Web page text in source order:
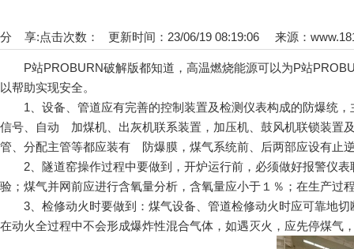
点击次数： 更新时间：23/06/19 08:19:06 来源：
分 享:
P站PROBURN破解版都知道，高温燃烧能源可以为P站
以帮助实现安全。
1、设备、管道应有完善的控制装置及检测仪表构成的防爆统，
信号、自动 加煤机、出灰机联系装置，加压机、鼓风机联锁装置
管、分配主管等都应装有 防爆膜，煤气系统前、后两部应设有止
2、隧道窑操作过程中要做到，开炉运行前，必须做好报警仪表
验；煤气并网前应进行含氧量分析，含氧量应小于１％；在生产过
3、检修动火时要做到：煤气设备、管道检修动火时应可靠地切
在动火全过程中不会形成爆炸性混合气体，如遇灭火，应先停煤气